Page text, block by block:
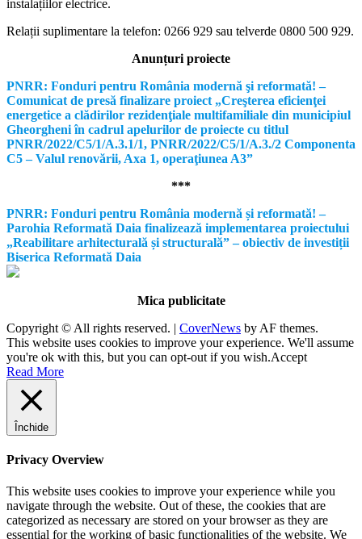
instalațiilor electrice.
Relații suplimentare la telefon: 0266 929 sau telverde 0800 500 929.
Anunțuri proiecte
PNRR: Fonduri pentru România modernă şi reformată! –
Comunicat de presă finalizare proiect „Creşterea eficienţei
energetice a clădirilor rezidenţiale multifamiliale din municipiul
Gheorgheni în cadrul apelurilor de proiecte cu titlul
PNRR/2022/C5/1/A.3.1/1, PNRR/2022/C5/1/A.3./2 Componenta
C5 – Valul renovării, Axa 1, operaţiunea A3”
***
PNRR: Fonduri pentru România modernă și reformată! –
Parohia Reformată Daia finalizează implementarea proiectului
„Reabilitare arhitecturală și structurală” – obiectiv de investiții
Biserica Reformată Daia
Mica publicitate
Copyright © All rights reserved. | CoverNews by AF themes.
This website uses cookies to improve your experience. We'll assume
you're ok with this, but you can opt-out if you wish.Accept
Read More
Închide
Privacy Overview
This website uses cookies to improve your experience while you
navigate through the website. Out of these, the cookies that are
categorized as necessary are stored on your browser as they are
essential for the working of basic functionalities of the website. We